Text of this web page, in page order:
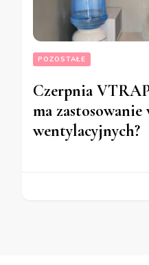
POZOSTAŁE
Czerpnia
ma zastosowanie
wentylacyjnych?